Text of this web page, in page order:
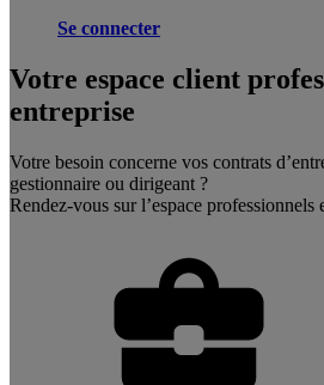
Se connecter
Votre espace client
entreprise
Votre besoin concerne vos contrats
gestionnaire ou dirigeant ?
Rendez-vous sur l’espace professionnels